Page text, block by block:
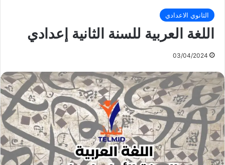
الثانوي الاعدادي
اللغة العربية للسنة الثانية إعدادي
03/04/2024